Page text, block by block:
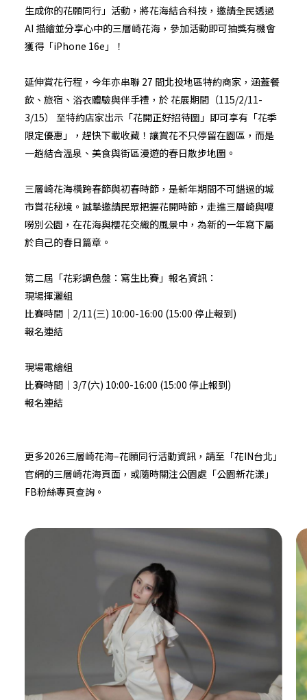
生成你的花願同行」活動，將花海結合科技，邀請全民透過
AI 描繪並分享心中的三層崎花海，參加活動即可抽獎有機會
獲得「iPhone 16e」！
延伸賞花行程，今年亦串聯 27 間北投地區特約商家，涵蓋餐
飲、旅宿、浴衣體驗與伴手禮，於 花展期間（115/2/11-
3/15） 至特約店家出示「花開正好招待圖」即可享有「花季
限定優惠」，趕快下載收藏！讓賞花不只停留在園區，而是
一趟結合溫泉、美食與街區漫遊的春日散步地圖。
三層崎花海橫跨春節與初春時節，是新年期間不可錯過的城
市賞花秘境。誠摯邀請民眾把握花開時節，走進三層崎與嗄
嘮別公園，在花海與櫻花交織的風景中，為新的一年寫下屬
於自己的春日篇章。
第二屆「花彩調色盤：寫生比賽」報名資訊：
現場揮灑組
比賽時間｜2/11(三) 10:00-16:00 (15:00 停止報到)
報名連結
現場電繪組
比賽時間｜3/7(六) 10:00-16:00 (15:00 停止報到)
報名連結
更多2026三層崎花海–花願同行活動資訊，請至「花IN台北 」
官網的三層崎花海頁面，或隨時關注公園處「公園新花漾」
FB粉絲專頁查詢。